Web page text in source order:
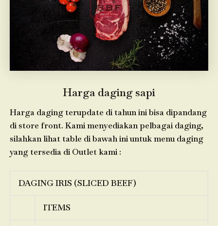
Harga daging sapi
Harga daging terupdate di tahun ini bisa dipandang
di store front. Kami menyediakan pelbagai daging,
silahkan lihat table di bawah ini untuk menu daging
yang tersedia di Outlet kami :
DAGING IRIS (SLICED BEEF)
ITEMS